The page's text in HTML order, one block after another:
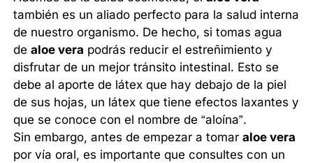
también es un aliado perfecto para la salud interna
de nuestro organismo. De hecho, si tomas agua
dealoe vera podrás reducir el estreñimiento y
disfrutar de un mejor tránsito intestinal. Esto se
debe al aporte de látex que hay debajo de la piel
de sus hojas, un látex que tiene efectos laxantes y
que se conoce con el nombre de “aloína”.
Sin embargo, antes de empezar a tomaraloe vera
por vía oral, es importante que consultes con un